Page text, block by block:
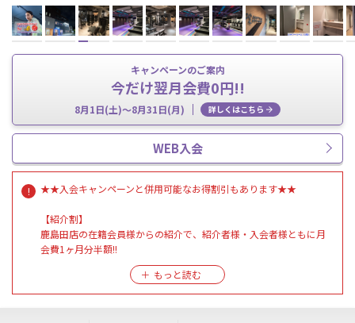
キャンペーンのご案内
今だけ翌月会費0円!!
8月1日(土)～8月31日(月) 詳しくはこちら
WEB入会
★★入会キャンペーンと併用可能なお得割引もあります★★
【紹介割】
鹿島田店の在籍会員様からの紹介で、紹介者様・入会者様ともに月
会費1ヶ月分半額!!
お友達やご家族と一緒にジムデビューで2名様とも月会費1ヶ月分半